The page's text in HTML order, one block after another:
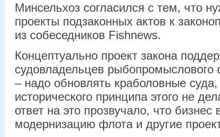
Минсельхоз согласился с тем, что
проекты подзаконных актов к
из собеседников Fishnews.
Концептуально проект закона
судовладельцев рыбопромыслового
– надо обновлять краболовные
исторического принципа этого не
ответ на это прозвучало, что
модернизацию флота и другие